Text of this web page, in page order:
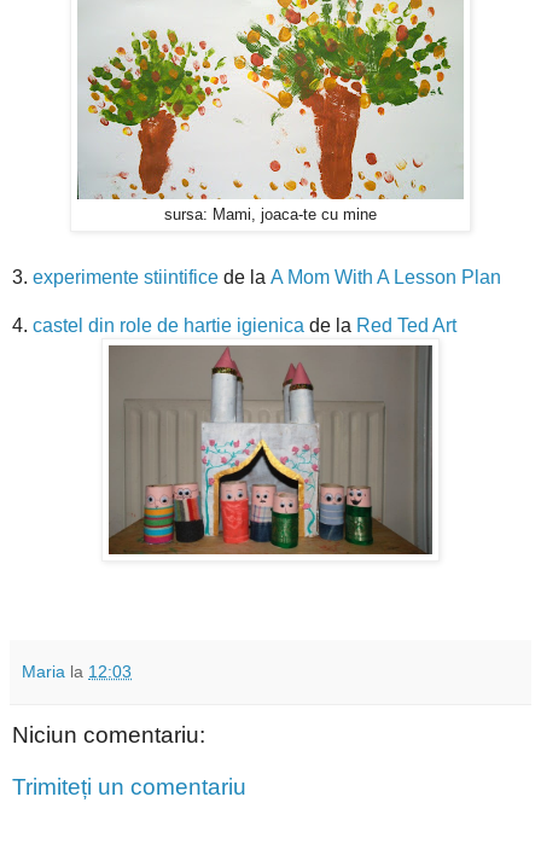
sursa: Mami, joaca-te cu mine
3. experimente stiintifice de la A Mom With A Lesson Plan
4. castel din role de hartie igienica de la Red Ted Art
Maria la 12:03
Niciun comentariu:
Trimiteți un comentariu